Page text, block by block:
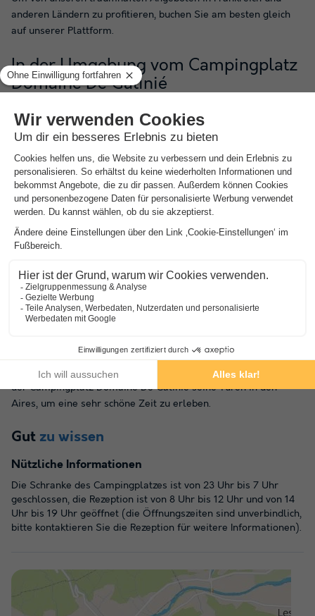
anderen Ländern zu profitieren, buchen Sie am besten gleich
auf unserer Plattform.
In der Umgebung vom Campingplatz
Domaine De Gatinié
Suchen Sie den perfekten Campingplatz, um Ihren Urlaub mit
Familie oder Freunden zu verbringen? Warum buchen Sie nicht
auf dem Campingplatz Domaine De Gatinié in der Gemeinde
Les Aires im Departement Hérault? Dieser Campingplatz liegt
in der Region Languedoc-Roussillon, nur 9 km vom Bahnhof
entfernt, und kann Ihnen die Geheimnisse dieser Region in
Südfrankreich eröffnen. Mit seiner an Sehenswürdigkeiten
reichen Umgebung in der Nähe des Mittelmeers bietet dieses
Zentrum die Möglichkeit, an einer Vielzahl von Aktivitäten
sich für alle Arten von Spaziergängen für die ganze Familie an.
Ideal, um während Ihres Aufenthalts auf andere Gedanken zu
kommen, finden Sie außerhalb der Struktur einen Golf- und
einen Tennisplatz. Wenn Sie die Sonne nutzen möchten, um
auch möglich! Außerhalb des Campingplatzes werden Sie in
der Lage sein, Kanu zu fahren und zu angeln. So öffnet Ihnen
der Campingplatz Domaine De Gatinié seine Türen in den
Aires, um eine sehr schöne Zeit zu erleben.
Gut zu wissen
Nützliche Informationen
Die Schranke des Campingplatzes ist von 23 Uhr bis 7 Uhr
geschlossen, die Rezeption ist von 8 Uhr bis 12 Uhr und von 14
Uhr bis 19 Uhr geöffnet (die Öffnungszeiten sind unverbindlich,
bitte kontaktieren Sie die Rezeption für weitere Informationen).